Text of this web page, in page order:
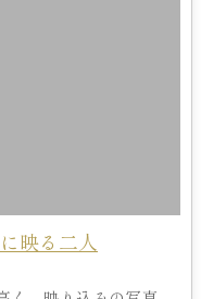
映る二人